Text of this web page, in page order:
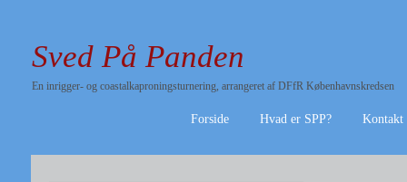
Sved På Panden
En inrigger- og coastalkaproningsturnering, arrangeret af DFfR Københavnskredsen
Forside Hvad er SPP? Kontakt